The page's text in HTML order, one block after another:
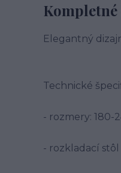
Elegantný
Technické
- rozmery: 180-
- rozkladací stôl